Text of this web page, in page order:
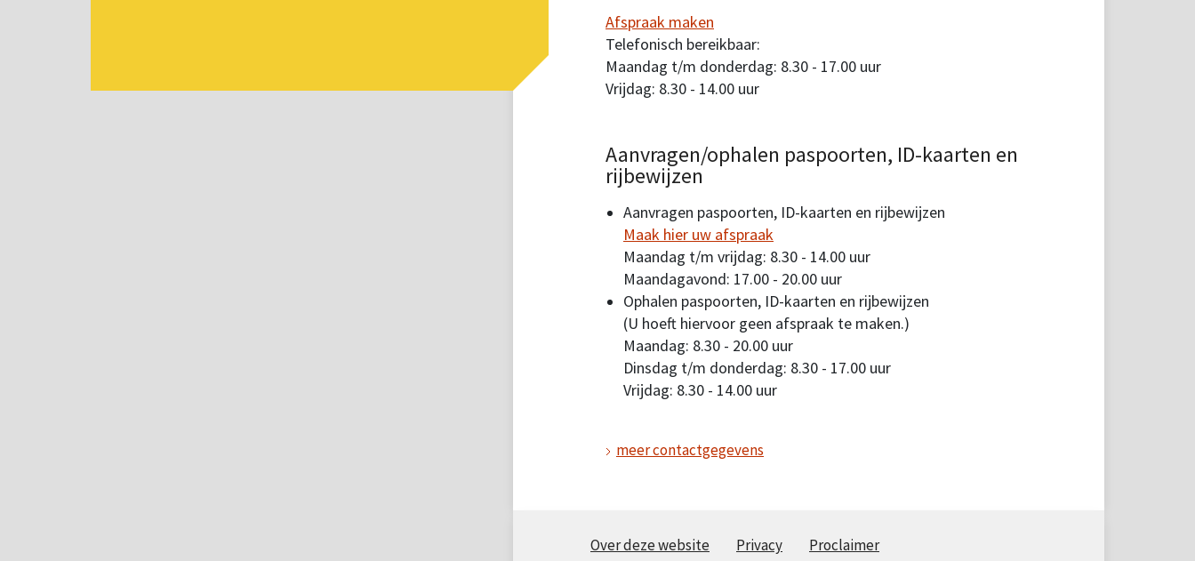
Afspraak maken
Telefonisch bereikbaar:
Maandag t/m donderdag: 8.30 - 17.00 uur
Vrijdag: 8.30 - 14.00 uur
Aanvragen/ophalen paspoorten, ID-kaarten en
rijbewijzen
Aanvragen paspoorten, ID-kaarten en rijbewijzen
Maak hier uw afspraak
Maandag t/m vrijdag: 8.30 - 14.00 uur
Maandagavond: 17.00 - 20.00 uur
Ophalen paspoorten, ID-kaarten en rijbewijzen
(U hoeft hiervoor geen afspraak te maken.)
Maandag: 8.30 - 20.00 uur
Dinsdag t/m donderdag: 8.30 - 17.00 uur
Vrijdag: 8.30 - 14.00 uur
meer contactgegevens
Over deze website Privacy Proclaimer